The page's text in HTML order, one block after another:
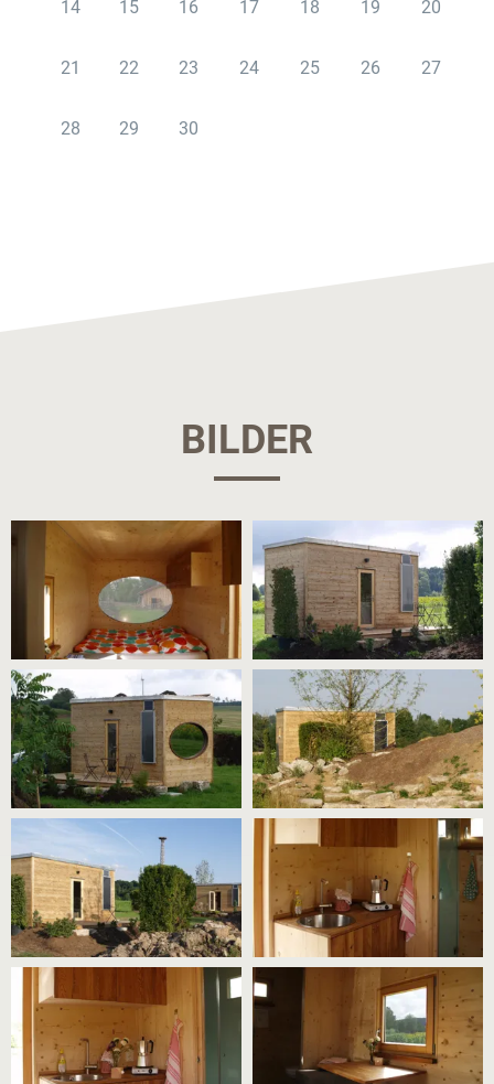
14 15 16 17 18 19 20
21 22 23 24 25 26 27
28 29 30
BILDER